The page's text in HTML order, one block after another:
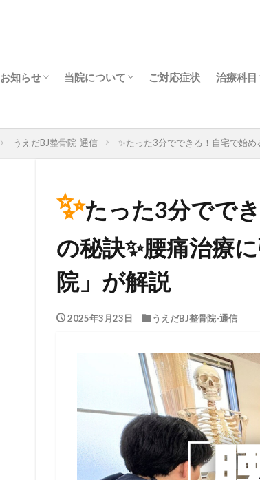
お知らせ 当院について ご対応症状 治療科⽬
スポ
うえだBJ整骨院-通信 ✨たった3分でできる！自宅で始
✨たった3分でで
の秘訣✨腰痛治療
院」が解説
2025年3月23日 うえだBJ整骨院-通信